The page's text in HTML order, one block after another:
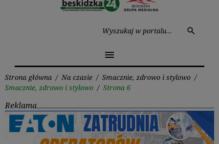
search
menu
Strona główna / Na czasie / Smacznie, zdrowo i stylowo /
Smacznie, zdrowo i stylowo / Strona 6
Reklama